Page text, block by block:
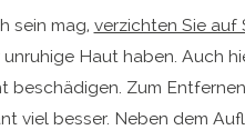
sein mag, verzichten Sie auf
Haut haben. Auch
beschädigen. Zum
viel besser. Neben dem